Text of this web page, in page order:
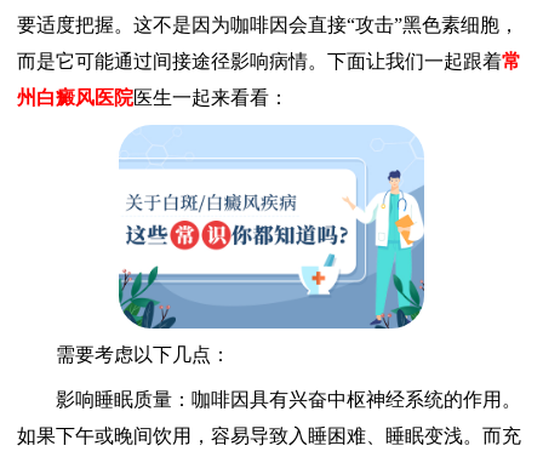
要适度把握。这不是因为咖啡因会直接“攻击”黑色素细胞，
而是它可能通过间接途径影响病情。下面让我们一起跟着常
州白癜风医院医生一起来看看：
需要考虑以下几点：
影响睡眠质量：咖啡因具有兴奋中枢神经系统的作用。
如果下午或晚间饮用，容易导致入睡困难、睡眠变浅。而充